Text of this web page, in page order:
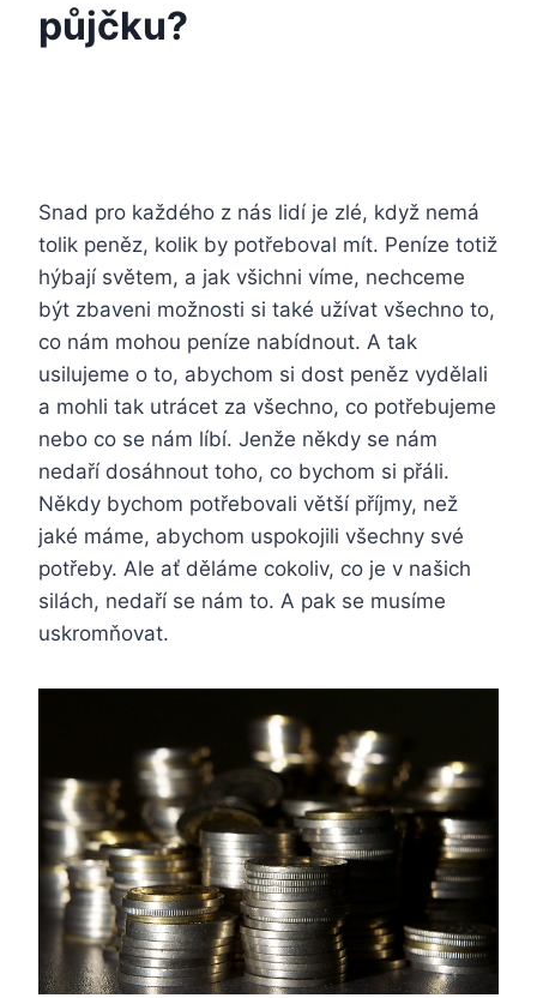
půjčku?
Snad pro každého z nás lidí je zlé, když nemá
tolik peněz, kolik by potřeboval mít. Peníze totiž
hýbají světem, a jak všichni víme, nechceme
být zbaveni možnosti si také užívat všechno to,
co nám mohou peníze nabídnout. A tak
usilujeme o to, abychom si dost peněz vydělali
a mohli tak utrácet za všechno, co potřebujeme
nebo co se nám líbí. Jenže někdy se nám
nedaří dosáhnout toho, co bychom si přáli.
Někdy bychom potřebovali větší příjmy, než
jaké máme, abychom uspokojili všechny své
potřeby. Ale ať děláme cokoliv, co je v našich
silách, nedaří se nám to. A pak se musíme
uskromňovat.